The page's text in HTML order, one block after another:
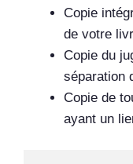
Copie
de votre
Copie du
séparation
Copie de
ayant un